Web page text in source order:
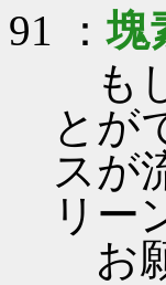
91 ：塊
も
とが
スが
リー
お